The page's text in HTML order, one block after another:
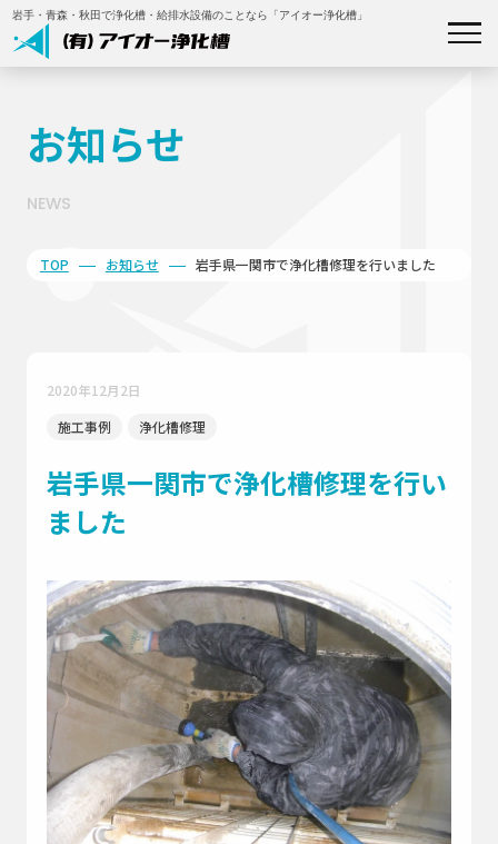
岩手・青森・秋田で浄化槽・給排水設備のことなら「アイオー浄化槽」
お知らせ
よくあるご質問
お問い合わせはこちら
緊急
お急ぎの方はこちら
0195-23-9743
お知らせ
NEWS
TOP お知らせ 岩手県一関市で浄化槽修理を行いました
2020年12月2日
施工事例
浄化槽修理
岩手県一関市で浄化槽修理を行い
ました